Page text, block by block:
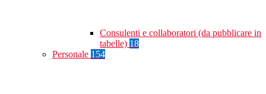
Consulenti e collaboratori (da pubblicare in
tabelle) 18
Personale 154